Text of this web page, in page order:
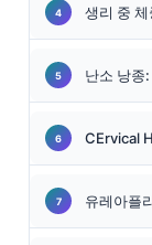
생리 중
난소 낭종
CErvical
유레아플